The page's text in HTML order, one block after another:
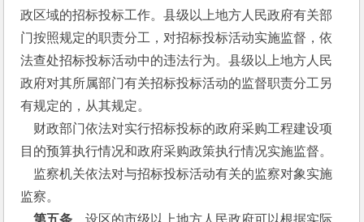
政区域的招标投标工作。县级以上地方人民政府有关部
门按照规定的职责分工，对招标投标活动实施监督，依
法查处招标投标活动中的违法行为。县级以上地方人民
政府对其所属部门有关招标投标活动的监督职责分工另
有规定的，从其规定。
财政部门依法对实行招标投标的政府采购工程建设项
目的预算执行情况和政府采购政策执行情况实施监督。
监察机关依法对与招标投标活动有关的监察对象实施
监察。
第五条 设区的市级以上地方人民政府可以根据实际